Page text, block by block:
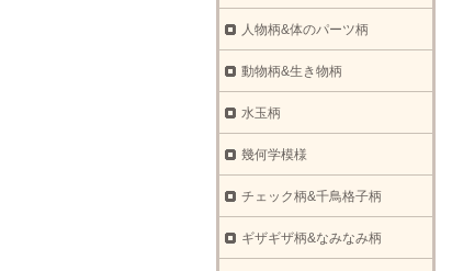
人物柄&体のパーツ柄
動物柄&生き物柄
水玉柄
幾何学模様
チェック柄&千鳥格子柄
ギザギザ柄&なみなみ柄